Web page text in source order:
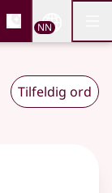
og
NN
Tilfeldig ord